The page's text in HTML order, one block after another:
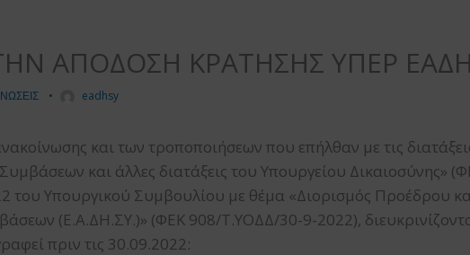
ΑΠΟΔΟΣΗ ΚΡΑΤΗΣΗΣ ΥΠΕΡ
• eadhsy
και των τροποποιήσεων που επήλθαν με τις
και άλλες διατάξεις του Υπουργείου Δικαιοσύνης»
του Υπουργικού Συμβουλίου με θέμα «Διορισμός Προέδρου
(Ε.Α.ΔΗ.ΣΥ.)» (ΦΕΚ 908/Τ.ΥΟΔΔ/30-9-2022),
πριν τις 30.09.2022: